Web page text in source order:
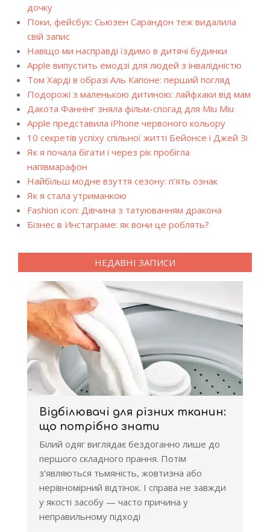
дочку
Поки, фейсбук: Сьюзен Сарандон теж видалила
свій запис
Навіщо ми насправді їздимо в дитячі будинки
Apple випустить емодзі для людей з інвалідністю
Том Харді в образі Аль Капоне: перший погляд
Подорожі з маленькою дитиною: лайфхаки від мам
Дакота Фаннінг зняла фільм-спогад для Miu Miu
Apple представила iPhone червоного кольору
10 секретів успіху спільної житті Бейонсе і Джей Зі
Як я почала бігати і через рік пробігла
напівмарафон
Найбільш модне взуття сезону: п'ять ознак
Як я стала утриманкою
Fashion icon: Дівчина з татуюванням дракона
Бізнес в Инстаграме: як вони це роблять?
НЕДАВНІ ЗАПИСИ
Відбілювачі для різних тканин:
що потрібно знати
Білий одяг виглядає бездоганно лише до
першого складного прання. Потім
з’являються тьмяність, жовтизна або
нерівномірний відтінок. І справа не завжди
у якості засобу — часто причина у
неправильному підході